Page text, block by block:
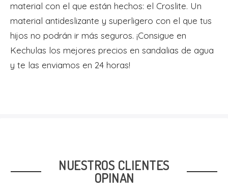
material con el que están hechos: el Croslite. Un
material antideslizante y superligero con el que tus
hijos no podrán ir más seguros. ¡Consigue en
Kechulas los mejores precios en sandalias de agua
y te las enviamos en 24 horas!
NUESTROS CLIENTES
OPINAN